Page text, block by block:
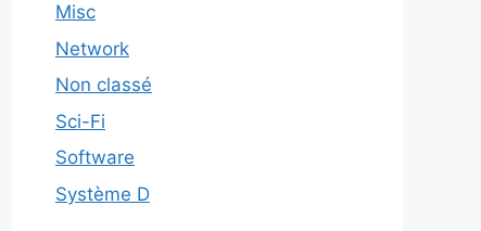
Misc
Network
Non classé
Sci-Fi
Software
Système D